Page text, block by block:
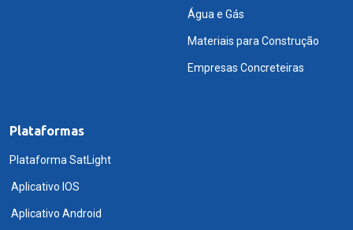
Água e Gás
Materiais para Construção
Empresas Concreteiras
Plataformas
Plataforma SatLight
Aplicativo IOS
Aplicativo Android